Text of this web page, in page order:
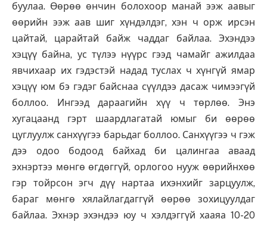
буулаа. Өөрөө өнчин болохоор манай ээж аавыг
өөрийн ээж аав шиг хүндэлдэг, хэн ч орж ирсэн
цайтай, царайтай байж чаддаг байлаа. Эхэндээ
хэцүү байна, ус түлээ нүүрс гээд чамайг ажилдаа
явчихаар их гэдэстэй надад туслах ч хүнгүй ямар
хэцүү юм бэ гэдэг байснаа сүүлдээ дасаж чимээгүй
боллоо. Ингээд дараагийн хүү ч төрлөө. Энэ
хугацаанд гэрт шаардлагатай юмыг би өөрөө
цуглуулж санхүүгээ барьдаг боллоо. Санхүүгээ ч гэж
дээ одоо бодоод байхад би цалингаа аваад
эхнэртээ мөнгө өгдөггүй, орлогоо нууж өөрийнхөө
гэр тойрсон эгч дүү нартаа ихэнхийг зарцуулж,
бараг мөнгө хялайлагдаггүй өөрөө зохицуулдаг
байлаа. Эхнэр эхэндээ юу ч хэлдэггүй хааяа 10-20